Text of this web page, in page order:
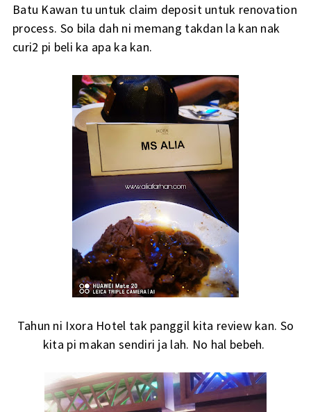
Batu Kawan tu untuk claim deposit untuk renovation
process. So bila dah ni memang takdan la kan nak
curi2 pi beli ka apa ka kan.
Tahun ni Ixora Hotel tak panggil kita review kan. So
kita pi makan sendiri ja lah. No hal bebeh.